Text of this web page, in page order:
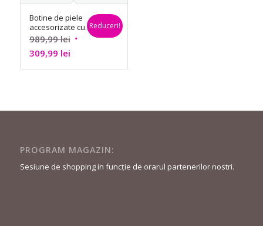
Botine de piele
accesorizate cu
tinte si logo la
spate – Guess
989,99lei Prețul
a
309,99 leiPrețul
curent
Reduceri!
PROGRAM MAGAZIN:
Sesiune de shopping in funcție de orarul partenerilor nostri.